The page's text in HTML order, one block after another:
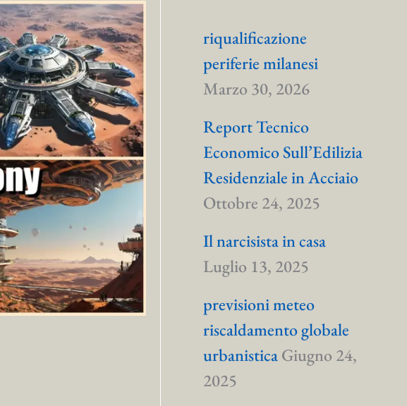
riqualificazione
periferie milanesi
Marzo 30, 2026
Report Tecnico
Economico Sull’Edilizia
Residenziale in Acciaio
Ottobre 24, 2025
Il narcisista in casa
Luglio 13, 2025
previsioni meteo
riscaldamento globale
urbanistica Giugno 24,
2025